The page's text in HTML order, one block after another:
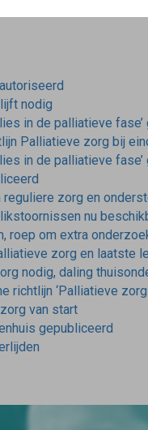
nodig
in de palliatieve fase’
Palliatieve zorg bij
in de palliatieve fase’
zorg en
nu
roep om extra
zorg en laatste
nodig, daling
richtlijn ‘Palliatieve zorg
van start
gepubliceerd